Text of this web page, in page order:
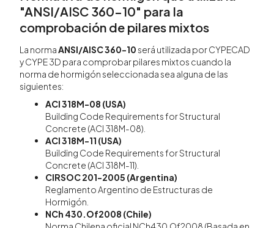
"ANSI/AISC 360-10" para la
comprobación de pilares mixtos
La normaANSI/AISC 360-10 será utilizada por CYPECAD
y CYPE 3D para comprobar pilares mixtos cuando la
norma de hormigón seleccionada sea alguna de las
siguientes:
ACI 318M-08 (USA)
Building Code Requirements for Structural
Concrete (ACI 318M-08).
ACI 318M-11 (USA)
Building Code Requirements for Structural
Concrete (ACI 318M-11).
CIRSOC 201-2005 (Argentina)
Reglamento Argentino de Estructuras de
Hormigón.
NCh 430.Of2008 (Chile)